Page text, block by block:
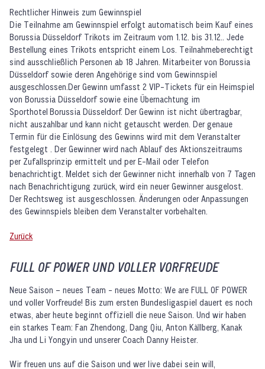
Rechtlicher Hinweis zum Gewinnspiel
Die Teilnahme am Gewinnspiel erfolgt automatisch beim Kauf eines
Borussia Düsseldorf Trikots im Zeitraum vom 1.12. bis 31.12.. Jede
Bestellung eines Trikots entspricht einem Los. Teilnahmeberechtigt
sind ausschließlich Personen ab 18 Jahren. Mitarbeiter von Borussia
Düsseldorf sowie deren Angehörige sind vom Gewinnspiel
ausgeschlossen.Der Gewinn umfasst 2 VIP-Tickets für ein Heimspiel
von Borussia Düsseldorf sowie eine Übernachtung im
Sporthotel Borussia Düsseldorf. Der Gewinn ist nicht übertragbar,
nicht auszahlbar und kann nicht getauscht werden. Der genaue
Termin für die Einlösung des Gewinns wird mit dem Veranstalter
festgelegt . Der Gewinner wird nach Ablauf des Aktionszeitraums
per Zufallsprinzip ermittelt und per E-Mail oder Telefon
benachrichtigt. Meldet sich der Gewinner nicht innerhalb von 7 Tagen
nach Benachrichtigung zurück, wird ein neuer Gewinner ausgelost.
Der Rechtsweg ist ausgeschlossen. Änderungen oder Anpassungen
des Gewinnspiels bleiben dem Veranstalter vorbehalten.
Zurück
FULL OF POWER UND VOLLER VORFREUDE
Neue Saison – neues Team - neues Motto: We are FULL OF POWER
und voller Vorfreude! Bis zum ersten Bundesligaspiel dauert es noch
etwas, aber heute beginnt offiziell die neue Saison. Und wir haben
ein starkes Team: Fan Zhendong, Dang Qiu, Anton Källberg, Kanak
Jha und Li Yongyin und unserer Coach Danny Heister.
Wir freuen uns auf die Saison und wer live dabei sein will,